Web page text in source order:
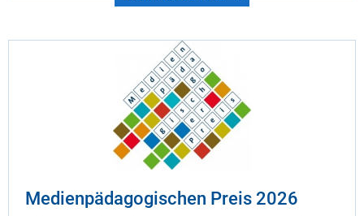
Medienpädagogischen Preis 2026